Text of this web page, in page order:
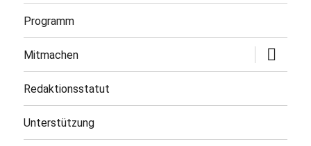
Programm
Mitmachen
öffnen
Redaktionsstatut
Unterstützung